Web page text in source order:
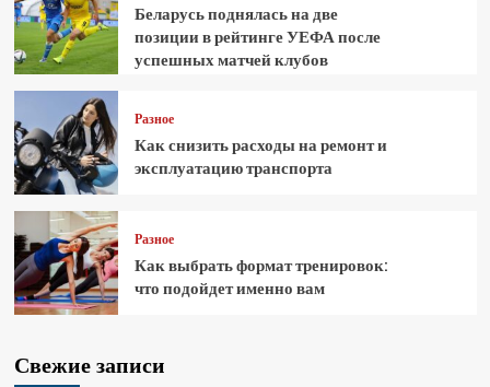
Беларусь поднялась на две
позиции в рейтинге УЕФА после
успешных матчей клубов
Разное
Как снизить расходы на ремонт и
эксплуатацию транспорта
Разное
Как выбрать формат тренировок:
что подойдет именно вам
Свежие записи